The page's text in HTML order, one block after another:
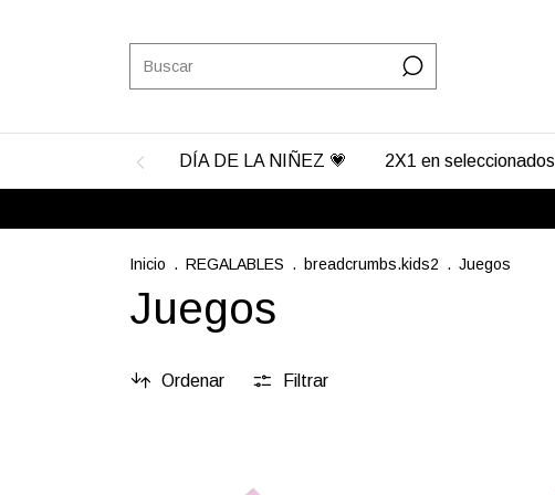
DÍA DE LA NIÑEZ 💗 2X1 en seleccionados
Inicio . REGALABLES . breadcrumbs.kids2 . Juegos
Juegos
Ordenar Filtrar